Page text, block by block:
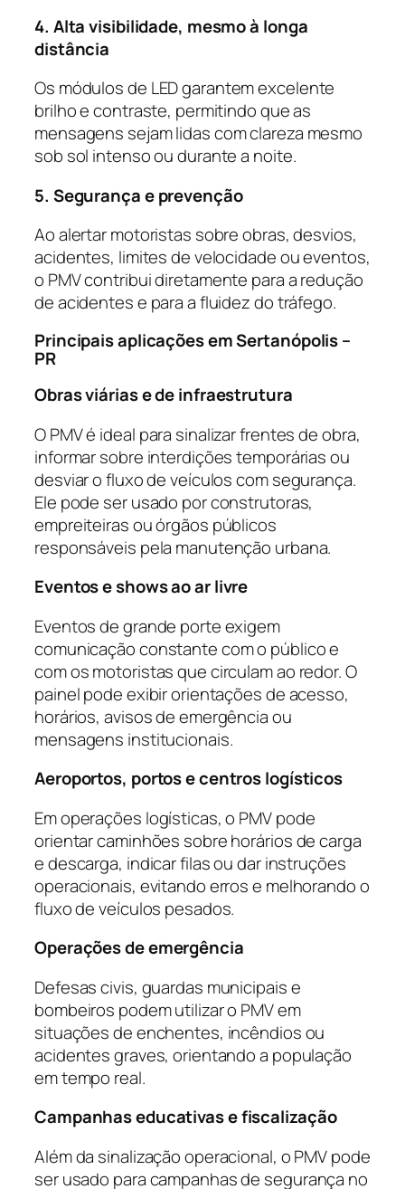
4. Alta visibilidade, mesmo à longa
distância
Os módulos de LED garantem excelente
brilho e contraste, permitindo que as
mensagens sejam lidas com clareza mesmo
sob sol intenso ou durante a noite.
5. Segurança e prevenção
Ao alertar motoristas sobre obras, desvios,
acidentes, limites de velocidade ou eventos,
o PMV contribui diretamente para a redução
de acidentes e para a fluidez do tráfego.
Principais aplicações em Sertanópolis –
PR
Obras viárias e de infraestrutura
O PMV é ideal para sinalizar frentes de obra,
informar sobre interdições temporárias ou
desviar o fluxo de veículos com segurança.
Ele pode ser usado por construtoras,
empreiteiras ou órgãos públicos
responsáveis pela manutenção urbana.
Eventos e shows ao ar livre
Eventos de grande porte exigem
comunicação constante com o público e
com os motoristas que circulam ao redor. O
painel pode exibir orientações de acesso,
horários, avisos de emergência ou
mensagens institucionais.
Aeroportos, portos e centros logísticos
Em operações logísticas, o PMV pode
orientar caminhões sobre horários de carga
e descarga, indicar filas ou dar instruções
operacionais, evitando erros e melhorando o
fluxo de veículos pesados.
Operações de emergência
Defesas civis, guardas municipais e
bombeiros podem utilizar o PMV em
situações de enchentes, incêndios ou
acidentes graves, orientando a população
em tempo real.
Campanhas educativas e fiscalização
Além da sinalização operacional, o PMV pode
ser usado para campanhas de segurança no